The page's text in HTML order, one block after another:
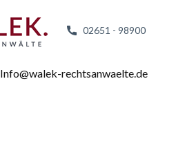
02651 - 98900
Info@walek-rechtsanwaelte.de